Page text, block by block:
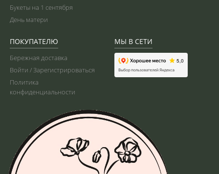
Букеты на 1 сентября
День матери
ПОКУПАТЕЛЮ
Бережная доставка
Войти / Зарегистрироваться
Политика
конфиденциальности
МЫ В СЕТИ